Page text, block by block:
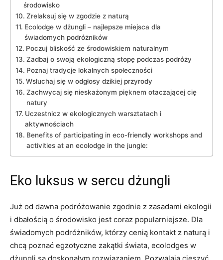
środowisko
Zrelaksuj się w zgodzie z naturą
Ecolodge w‌ dżungli ‌– najlepsze miejsca dla
⁣świadomych podróżników
Poczuj bliskość ze⁤ środowiskiem naturalnym
Zadbaj o swoją‌ ekologiczną stopę podczas podróży
Poznaj tradycje lokalnych ‌społeczności
Wsłuchaj⁢ się ‌w ​odgłosy dzikiej przyrody
Zachwycaj się ⁢nieskażonym pięknem ‍otaczającej cię
⁢natury
Uczestnicz ⁢w ekologicznych ⁢warsztatach i
aktywnościach
Benefits of participating⁣ in eco-friendly workshops and
activities at⁣ an ecolodge in ​the jungle:
Eko ⁣luksus⁤ w sercu dżungli
Już od dawna podróżowanie zgodnie​ z⁣ zasadami ekologii
i⁢ dbałością o środowisko jest ​coraz popularniejsze. Dla
świadomych podróżników, którzy cenią kontakt z naturą i
chcą poznać egzotyczne zakątki‍ świata, ecolodges w